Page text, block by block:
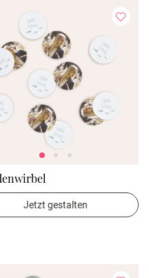
Jetzt gestalten